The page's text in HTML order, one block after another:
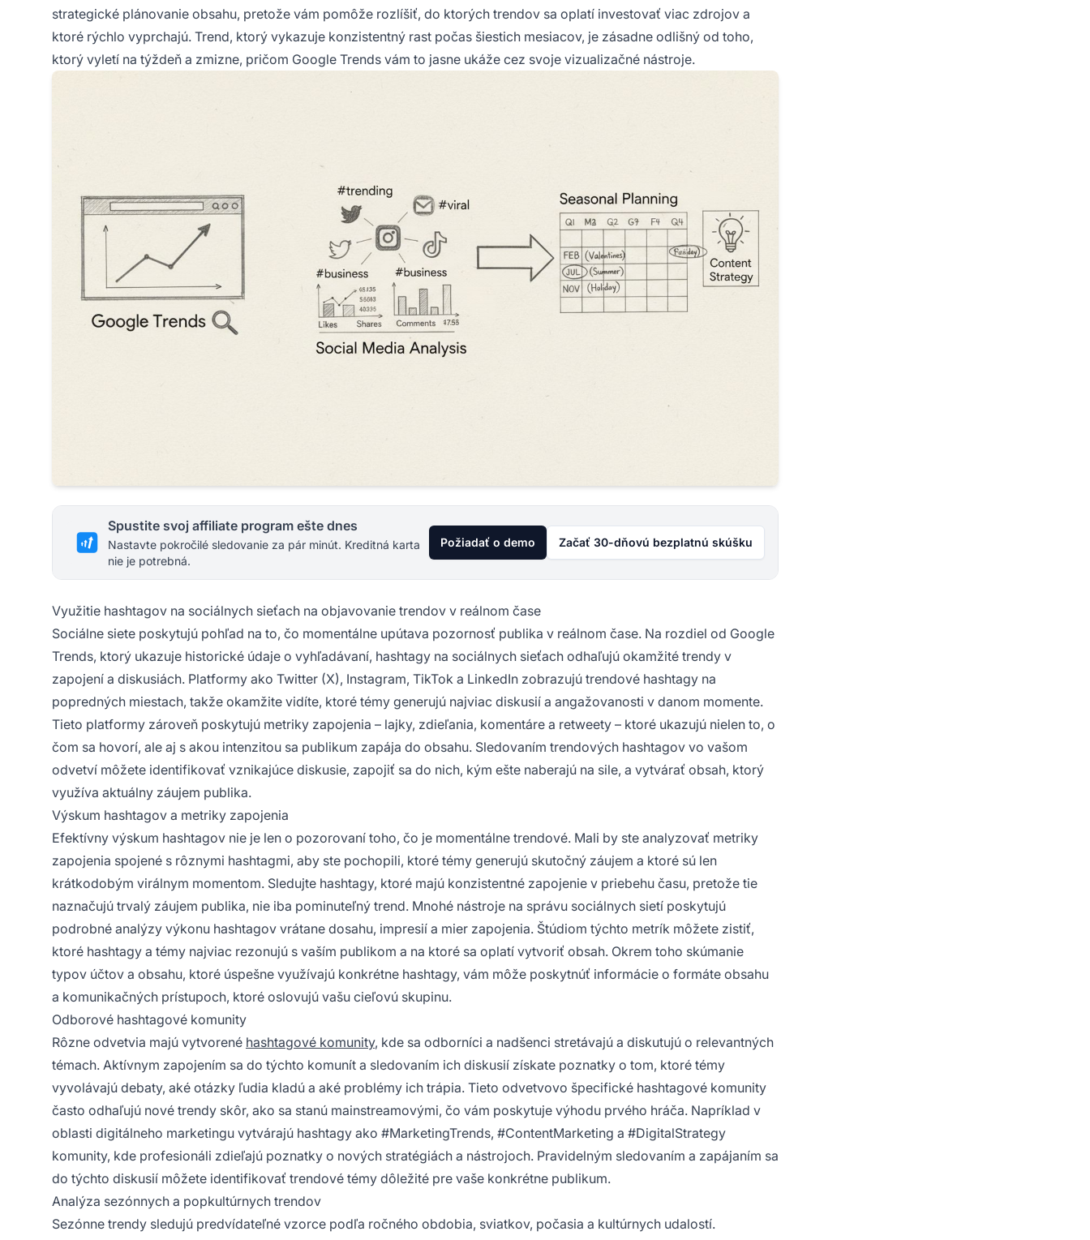
strategické plánovanie obsahu, pretože vám pomôže rozlíšiť, do ktorých trendov sa oplatí investovať viac zdrojov a
ktoré rýchlo vyprchajú. Trend, ktorý vykazuje konzistentný rast počas šiestich mesiacov, je zásadne odlišný od toho,
ktorý vyletí na týždeň a zmizne, pričom Google Trends vám to jasne ukáže cez svoje vizualizačné nástroje.
Spustite svoj affiliate program ešte dnes
Nastavte pokročilé sledovanie za pár minút. Kreditná karta
nie je potrebná.
Požiadať o demo Začať 30-dňovú bezplatnú skúšku
Využitie hashtagov na sociálnych sieťach na objavovanie trendov v reálnom čase
Sociálne siete poskytujú pohľad na to, čo momentálne upútava pozornosť publika v reálnom čase. Na rozdiel od Google
Trends, ktorý ukazuje historické údaje o vyhľadávaní, hashtagy na sociálnych sieťach odhaľujú okamžité trendy v
zapojení a diskusiách. Platformy ako Twitter (X), Instagram, TikTok a LinkedIn zobrazujú trendové hashtagy na
popredných miestach, takže okamžite vidíte, ktoré témy generujú najviac diskusií a angažovanosti v danom momente.
Tieto platformy zároveň poskytujú metriky zapojenia – lajky, zdieľania, komentáre a retweety – ktoré ukazujú nielen to, o
čom sa hovorí, ale aj s akou intenzitou sa publikum zapája do obsahu. Sledovaním trendových hashtagov vo vašom
odvetví môžete identifikovať vznikajúce diskusie, zapojiť sa do nich, kým ešte naberajú na sile, a vytvárať obsah, ktorý
využíva aktuálny záujem publika.
Výskum hashtagov a metriky zapojenia
Efektívny výskum hashtagov nie je len o pozorovaní toho, čo je momentálne trendové. Mali by ste analyzovať metriky
zapojenia spojené s rôznymi hashtagmi, aby ste pochopili, ktoré témy generujú skutočný záujem a ktoré sú len
krátkodobým virálnym momentom. Sledujte hashtagy, ktoré majú konzistentné zapojenie v priebehu času, pretože tie
naznačujú trvalý záujem publika, nie iba pominuteľný trend. Mnohé nástroje na správu sociálnych sietí poskytujú
podrobné analýzy výkonu hashtagov vrátane dosahu, impresií a mier zapojenia. Štúdiom týchto metrík môžete zistiť,
ktoré hashtagy a témy najviac rezonujú s vaším publikom a na ktoré sa oplatí vytvoriť obsah. Okrem toho skúmanie
typov účtov a obsahu, ktoré úspešne využívajú konkrétne hashtagy, vám môže poskytnúť informácie o formáte obsahu
a komunikačných prístupoch, ktoré oslovujú vašu cieľovú skupinu.
Odborové hashtagové komunity
Rôzne odvetvia majú vytvorené hashtagové komunity, kde sa odborníci a nadšenci stretávajú a diskutujú o relevantných
témach. Aktívnym zapojením sa do týchto komunít a sledovaním ich diskusií získate poznatky o tom, ktoré témy
vyvolávajú debaty, aké otázky ľudia kladú a aké problémy ich trápia. Tieto odvetvovo špecifické hashtagové komunity
často odhaľujú nové trendy skôr, ako sa stanú mainstreamovými, čo vám poskytuje výhodu prvého hráča. Napríklad v
oblasti digitálneho marketingu vytvárajú hashtagy ako #MarketingTrends, #ContentMarketing a #DigitalStrategy
komunity, kde profesionáli zdieľajú poznatky o nových stratégiách a nástrojoch. Pravidelným sledovaním a zapájaním sa
do týchto diskusií môžete identifikovať trendové témy dôležité pre vaše konkrétne publikum.
Analýza sezónnych a popkultúrnych trendov
Sezónne trendy sledujú predvídateľné vzorce podľa ročného obdobia, sviatkov, počasia a kultúrnych udalostí.